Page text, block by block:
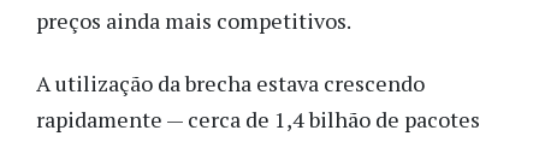
preços ainda mais competitivos.
A utilização da brecha estava crescendo
rapidamente — cerca de 1,4 bilhão de pacotes